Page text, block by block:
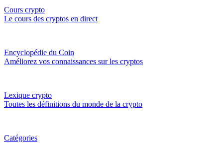
Cours crypto
Le cours des cryptos en direct
Encyclopédie du Coin
Améliorez vos connaissances sur les cryptos
Lexique crypto
Toutes les définitions du monde de la crypto
Catégories